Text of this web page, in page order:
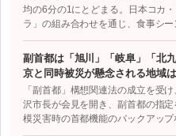
均の6分の1にとどまる。日本コカ
ラ」の組み合わせを通じ、食事シ
副首都は「旭川」「岐阜」「北
京と同時被災が懸念される地域
「副首都」構想関連法の成立を受
沢市長が会見を開き、副首都の指
模災害時の首都機能のバックアッ